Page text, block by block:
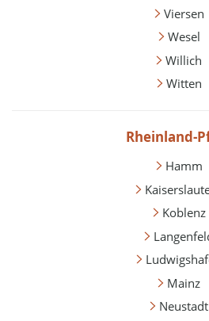
Viersen
Wesel
Willich
Witten
Rheinland-
Hamm
Koblenz
Mainz
Neustadt